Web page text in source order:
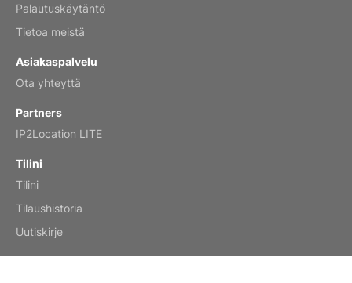
by Anne
Reviewed
by Kirsten
Fantasy 2026 Wall Calendar
Palautuskäytäntö
Tietoa meistä
Asiakaspalvelu
Ota yhteyttä
Partners
IP2Location LITE
Tilini
Tilini
Tilaushistoria
Uutiskirje